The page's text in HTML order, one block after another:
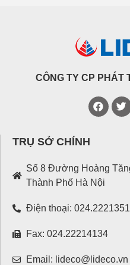
CÔNG TY CP PHÁT
TRỤ SỞ CHÍNH
Số 8 Đường Hoàng
Thành Phố Hà Nội
Điện thoại:
Fax: 024.22214134
Email: lideco@lideco.vn